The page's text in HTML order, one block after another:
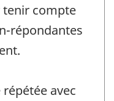
compte
répondantes
avec